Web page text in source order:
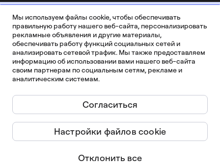
ISO 42001
READY
ISO 27001
CERTIFIED
SOC 2
COMPLIANT
COMPLIANT
Miro ©2026
Политика конфиденциальности
Мы используем файлы cookie, чтобы обеспечивать
правильную работу нашего веб-сайта, персонализировать
рекламные объявления и другие материалы,
обеспечивать работу функций социальных сетей и
анализировать сетевой трафик. Мы также предоставляем
информацию об использовании вами нашего веб-сайта
своим партнерам по социальным сетям, рекламе и
аналитическим системам.
Настройки файлов cookie
Отклонить все
Согласиться